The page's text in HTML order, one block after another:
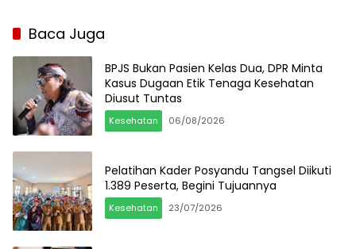
Baca Juga
BPJS Bukan Pasien Kelas Dua, DPR Minta
Kasus Dugaan Etik Tenaga Kesehatan
Diusut Tuntas
Kesehatan 06/08/2026
Pelatihan Kader Posyandu Tangsel Diikuti
1.389 Peserta, Begini Tujuannya
Kesehatan 23/07/2026